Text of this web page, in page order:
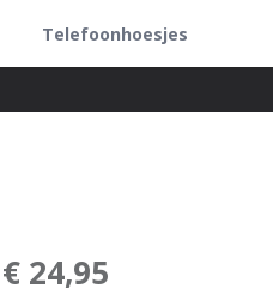
Telefoonhoesjes
€ 24,95